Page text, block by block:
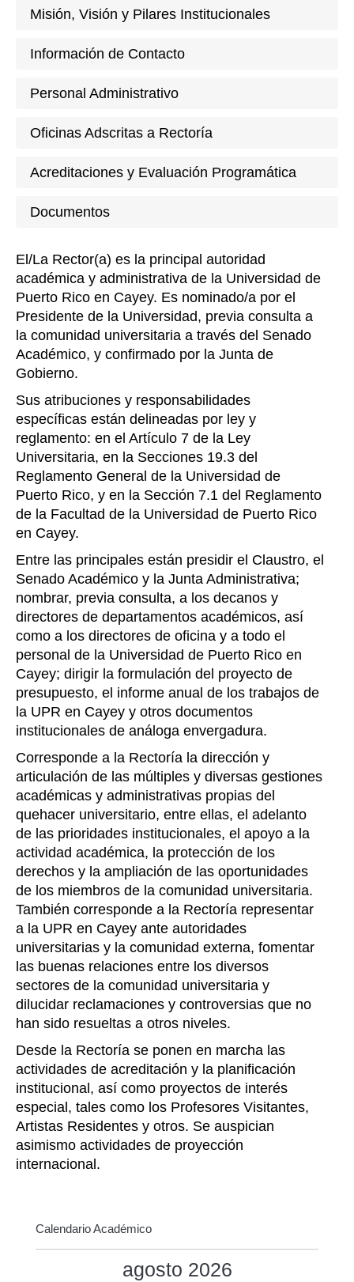
Misión, Visión y Pilares Institucionales
Información de Contacto
Personal Administrativo
Oficinas Adscritas a Rectoría
Acreditaciones y Evaluación Programática
Documentos
El/La Rector(a) es la principal autoridad
académica y administrativa de la Universidad de
Puerto Rico en Cayey. Es nominado/a por el
Presidente de la Universidad, previa consulta a
la comunidad universitaria a través del Senado
Académico, y confirmado por la Junta de
Gobierno.
Sus atribuciones y responsabilidades
específicas están delineadas por ley y
reglamento: en el Artículo 7 de la Ley
Universitaria, en la Secciones 19.3 del
Reglamento General de la Universidad de
Puerto Rico, y en la Sección 7.1 del Reglamento
de la Facultad de la Universidad de Puerto Rico
en Cayey.
Entre las principales están presidir el Claustro, el
Senado Académico y la Junta Administrativa;
nombrar, previa consulta, a los decanos y
directores de departamentos académicos, así
como a los directores de oficina y a todo el
personal de la Universidad de Puerto Rico en
Cayey; dirigir la formulación del proyecto de
presupuesto, el informe anual de los trabajos de
la UPR en Cayey y otros documentos
institucionales de análoga envergadura.
Corresponde a la Rectoría la dirección y
articulación de las múltiples y diversas gestiones
académicas y administrativas propias del
quehacer universitario, entre ellas, el adelanto
de las prioridades institucionales, el apoyo a la
actividad académica, la protección de los
derechos y la ampliación de las oportunidades
de los miembros de la comunidad universitaria.
También corresponde a la Rectoría representar
a la UPR en Cayey ante autoridades
universitarias y la comunidad externa, fomentar
las buenas relaciones entre los diversos
sectores de la comunidad universitaria y
dilucidar reclamaciones y controversias que no
han sido resueltas a otros niveles.
Desde la Rectoría se ponen en marcha las
actividades de acreditación y la planificación
institucional, así como proyectos de interés
especial, tales como los Profesores Visitantes,
Artistas Residentes y otros. Se auspician
asimismo actividades de proyección
internacional.
Calendario Académico
agosto 2026